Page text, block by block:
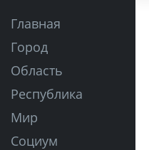
Главная
Город
Область
Республика
Мир
Социум